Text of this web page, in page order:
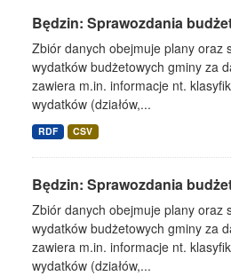
Będzin: Sprawozdania
Zbiór danych obejmuje plany oraz
wydatków budżetowych gminy za
zawiera m.in. informacje nt.
wydatków (działów,...
RDF CSV
Będzin: Sprawozdania
Zbiór danych obejmuje plany oraz
wydatków budżetowych gminy za
zawiera m.in. informacje nt.
wydatków (działów,...